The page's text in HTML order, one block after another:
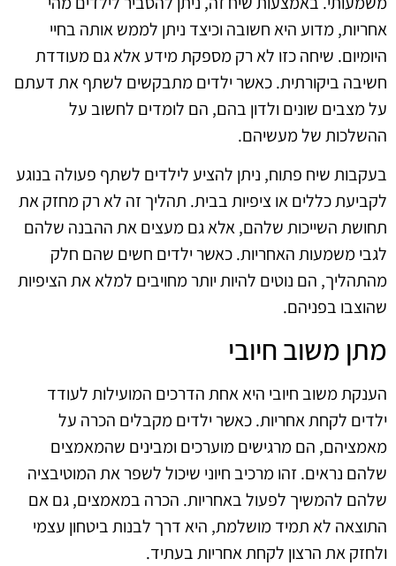
אחריות, מדוע היא חשובה וכיצד ניתן לממש אותה בחיי
היומיום. שיחה כזו לא רק מספקת מידע אלא גם מעודדת
חשיבה ביקורתית. כאשר ילדים מתבקשים לשתף את דעתם
על מצבים שונים ולדון בהם, הם לומדים לחשוב על
ההשלכות של מעשיהם.
בעקבות שיח פתוח, ניתן להציע לילדים לשתף פעולה בנוגע
לקביעת כללים או ציפיות בבית. תהליך זה לא רק מחזק את
תחושת השייכות שלהם, אלא גם מעצים את ההבנה שלהם
לגבי משמעות האחריות. כאשר ילדים חשים שהם חלק
מהתהליך, הם נוטים להיות יותר מחויבים למלא את הציפיות
שהוצבו בפניהם.
מתן משוב חיובי
הענקת משוב חיובי היא אחת הדרכים המועילות לעודד
ילדים לקחת אחריות. כאשר ילדים מקבלים הכרה על
מאמציהם, הם מרגישים מוערכים ומבינים שהמאמצים
שלהם נראים. זהו מרכיב חיוני שיכול לשפר את המוטיבציה
שלהם להמשיך לפעול באחריות. הכרה במאמצים, גם אם
התוצאה לא תמיד מושלמת, היא דרך לבנות ביטחון עצמי
ולחזק את הרצון לקחת אחריות בעתיד.